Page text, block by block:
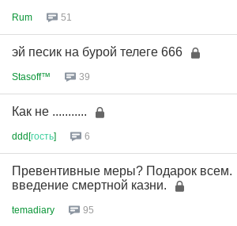
Rum 51
эй песик на бурой телеге 666
Stasoff™ 39
Как не ...........
ddd[гость] 6
Превентивные меры? Подарок всем.
введение смертной казни.
temadiary 95